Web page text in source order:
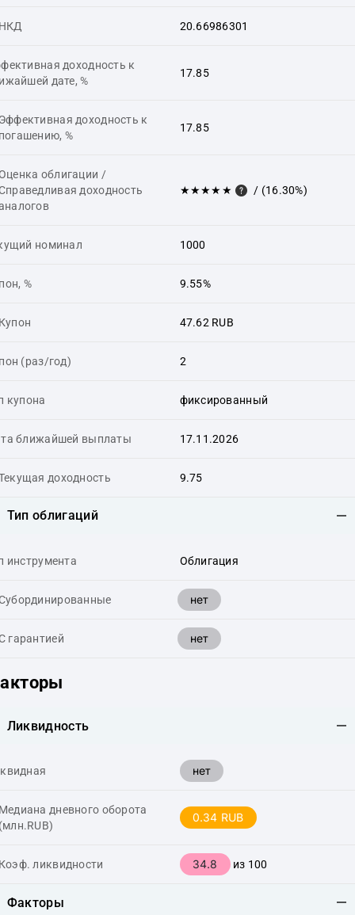
20.66986301
доходность к
дате, %
17.85
доходность к
%
17.85
облигации /
доходность
★★★★★ / (16.30%)
номинал 1000
% 9.55%
47.62 RUB
(раз/год) 2
купона фиксированный
ближайшей выплаты 17.11.2026
доходность 9.75
Тип облигаций
инструмента Облигация
нет
гарантией нет
Ликвидность
нет
дневного оборота
0.34 RUB
ликвидности 34.8 из 100
Факторы